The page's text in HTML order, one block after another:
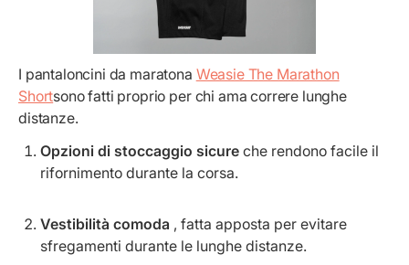
I pantaloncini da maratona Weasie The Marathon
Shortsono fatti proprio per chi ama correre lunghe
distanze.
Opzioni di stoccaggio sicure che rendono facile il
rifornimento durante la corsa.
Vestibilità comoda , fatta apposta per evitare
sfregamenti durante le lunghe distanze.